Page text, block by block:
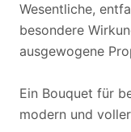
Wesentliche,
besondere
ausgewogene
Ein Bouquet für
modern und